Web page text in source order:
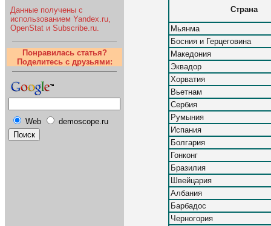
Данные получены с
использованием Yandex.ru,
OpenStat и Subscribe.ru.
Понравилась статья?
Поделитесь с друзьями:
Web demoscope.ru
Страна
Мьянма
Босния и Герцеговина
Македония
Эквадор
Хорватия
Вьетнам
Сербия
Румыния
Испания
Болгария
Гонконг
Бразилия
Швейцария
Албания
Барбадос
Черногория